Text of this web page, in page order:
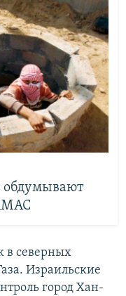
обдумывают
в северных
Израильские
город Хан-